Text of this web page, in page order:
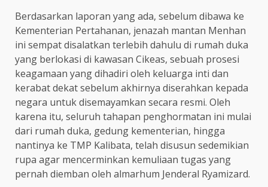
Berdasarkan laporan yang ada, sebelum dibawa ke
Kementerian Pertahanan, jenazah mantan Menhan
ini sempat disalatkan terlebih dahulu di rumah duka
yang berlokasi di kawasan Cikeas, sebuah prosesi
keagamaan yang dihadiri oleh keluarga inti dan
kerabat dekat sebelum akhirnya diserahkan kepada
negara untuk disemayamkan secara resmi. Oleh
karena itu, seluruh tahapan penghormatan ini mulai
dari rumah duka, gedung kementerian, hingga
nantinya ke TMP Kalibata, telah disusun sedemikian
rupa agar mencerminkan kemuliaan tugas yang
pernah diemban oleh almarhum Jenderal Ryamizard.